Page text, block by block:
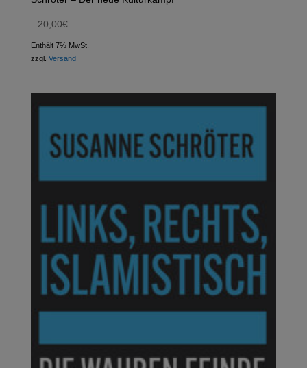
20,00€
Enthält 7% MwSt.
zzgl. Versand